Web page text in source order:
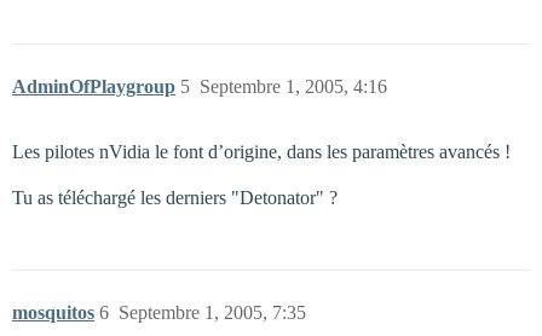
AdminOfPlaygroup Septembre 1, 2005, 4:16
5
Les pilotes nVidia le font d’origine, dans les paramètres avancés !
Tu as téléchargé les derniers "Detonator" ?
mosquitos Septembre 1, 2005, 7:35
6